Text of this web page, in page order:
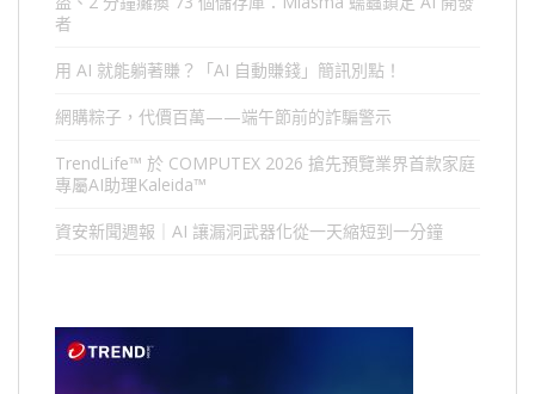
者
用 AI 就能躺著賺？「AI 自動賺錢」簡訊別點！
網購粽子，代價百萬——端午節前的詐騙警示
TrendLife™ 於 COMPUTEX 2026 搶先預覽業界首款家庭
專屬AI助理Kaleida™
資安新聞週報｜AI 讓漏洞武器化從一天縮短到一分鐘